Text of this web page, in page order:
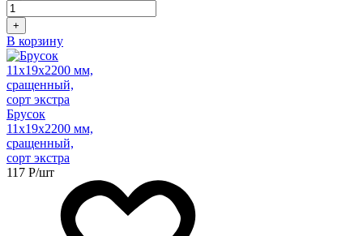
+
В корзину
Брусок
11х19х2200 мм,
сращенный,
сорт экстра
117 Р/шт